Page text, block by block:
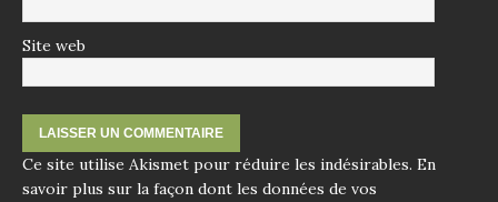
Site web
Ce site utilise Akismet pour réduire les indésirables. En
savoir plus sur la façon dont les données de vos